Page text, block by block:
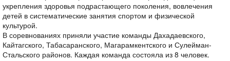
укрепления здоровья подрастающего поколения, вовлечения
детей в систематические занятия спортом и физической
культурой.
В соревнованиях приняли участие команды Дахадаевского,
Кайтагского, Табасаранского, Магарамкентского и Сулейман-
Стальского районов. Каждая команда состояла из 8 человек.